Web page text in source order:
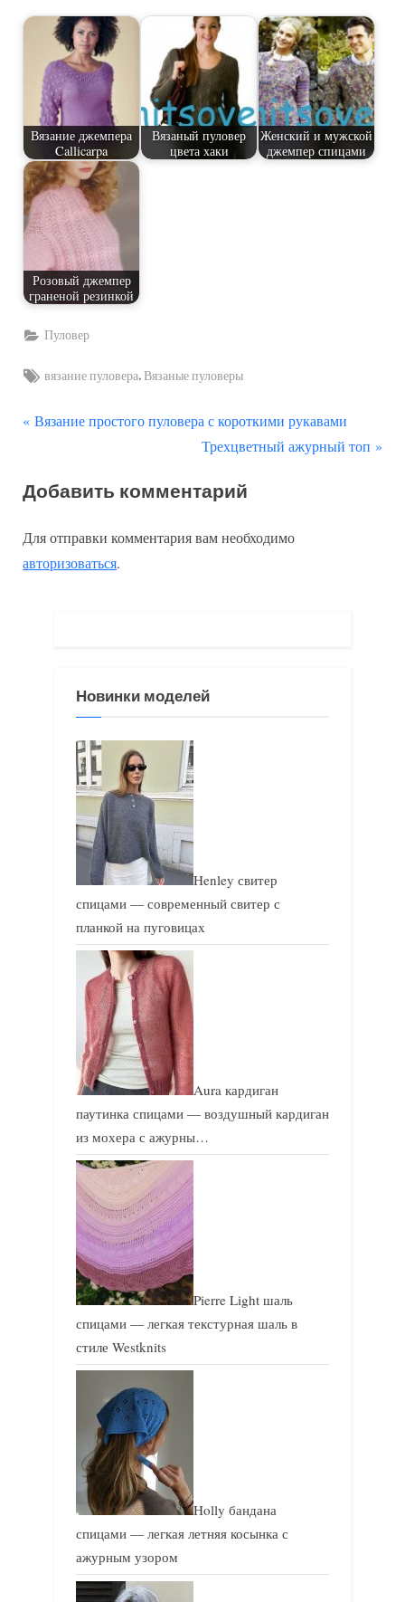
Вязание джемпера
Callicarpa
Вязаный пуловер
цвета хаки
Женский и мужской
джемпер спицами
Розовый джемпер
граненой резинкой
Пуловер
Tags:
вязание пуловера,Вязаные пуловеры
Навигация
записям
П
д
д
у
Вязание простого пуловера с короткими рукавами
С
е
у
а
Трехцветный ажурный топ
Добавить комментарий
Для отправки комментария вам необходимо
авторизоваться.
Новинки моделей
Henley свитер
спицами — современный свитер с
планкой на пуговицах
Aura кардиган
паутинка спицами — воздушный кардиган
из мохера с ажурны…
Pierre Light шаль
спицами — легкая текстурная шаль в
стиле Westknits
Holly бандана
спицами — легкая летняя косынка с
ажурным узором